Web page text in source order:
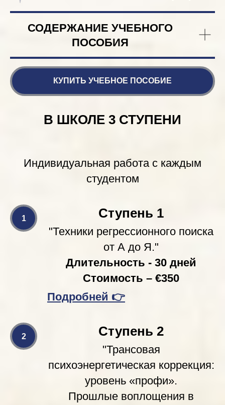
СОДЕРЖАНИЕ УЧЕБНОГО
ПОСОБИЯ
КУПИТЬ УЧЕБНОЕ ПОСОБИЕ
В ШКОЛЕ 3 СТУПЕНИ
Индивидуальная работа с каждым
студентом
Ступень 1
"Техники регрессионного поиска
от А до Я."
Длительность - 30 дней
Стоимость – €350
Подробней 👉
Ступень 2
"Трансовая
психоэнергетическая коррекция:
уровень «профи».
Прошлые воплощения в